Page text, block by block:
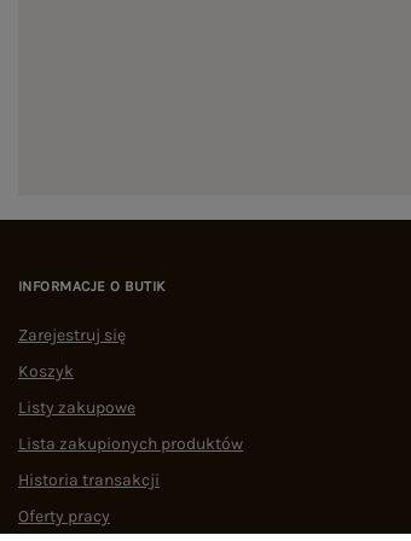
INFORMACJE O BUTIK
Zarejestruj się
Koszyk
Listy zakupowe
Lista zakupionych produktów
Historia transakcji
Oferty pracy